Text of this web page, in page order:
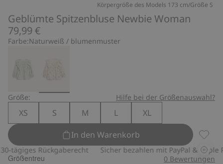
Körpergröße des Models 173 cm/Größe S
Geblümte Spitzenbluse Newbie Woman
79,99 €
Farbe:Naturweiß / blumenmuster
Größe: Hilfe bei der Größenauswahl?
XS S M L
XL
In den Warenkorb
Rückgaberecht Sicher bezahlen mit PayPal & Apple Pay
Größentreu 0 Bewertungen